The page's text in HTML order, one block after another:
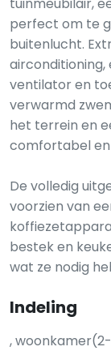
perfect om te
buitenlucht.
ventilator en
verwarmd
het terrein en
comfortabel
De volledig
voorzien van
bestek en
wat ze nodig
Indeling
,